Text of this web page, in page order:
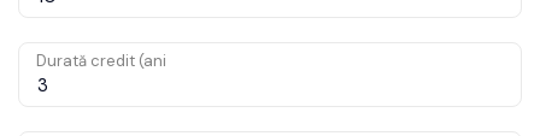
Durată credit (ani